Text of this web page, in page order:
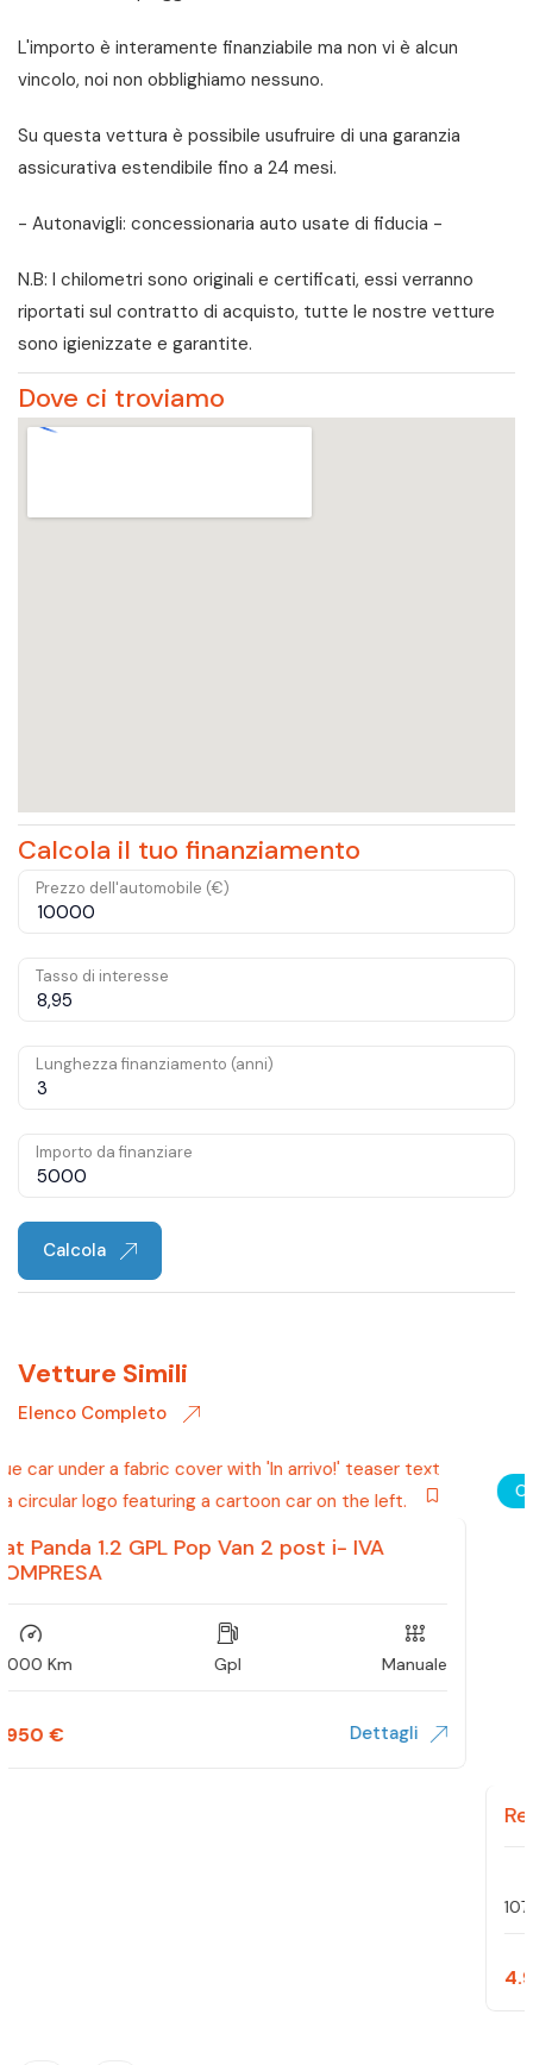
L'importo è interamente finanziabile ma non vi è alcun
vincolo, noi non obblighiamo nessuno.
Su questa vettura è possibile usufruire di una garanzia
assicurativa estendibile fino a 24 mesi.
- Autonavigli: concessionaria auto usate di fiducia -
N.B: I chilometri sono originali e certificati, essi verranno
riportati sul contratto di acquisto, tutte le nostre vetture
sono igienizzate e garantite.
Dove ci troviamo
Calcola il tuo finanziamento
Prezzo dell'automobile (€)
Tasso di interesse
Lunghezza finanziamento (anni)
Importo da finanziare
Calcola
Vetture Simili
Elenco Completo
Occasione
Renault Twingo 1.2 16V GT-Line
107000 Km